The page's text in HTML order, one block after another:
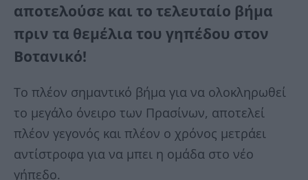
αποτελούσε και το τελευταίο βήμα
πριν τα θεμέλια του γηπέδου στον
Βοτανικό!
Το πλέον σημαντικό βήμα για να ολοκληρωθεί
το μεγάλο όνειρο των Πρασίνων, αποτελεί
πλέον γεγονός και πλέον ο χρόνος μετράει
αντίστροφα για να μπει η ομάδα στο νέο
γήπεδο.